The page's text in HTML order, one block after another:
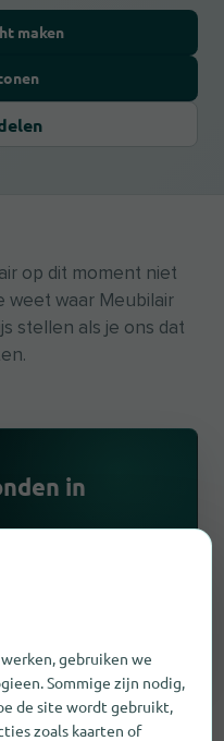
maken
op dit moment niet
weet waar Meubilair
stellen als je ons dat
in
per e-mail.
gebruiken we
Sommige zijn nodig,
de site wordt gebruikt,
zoals kaarten of